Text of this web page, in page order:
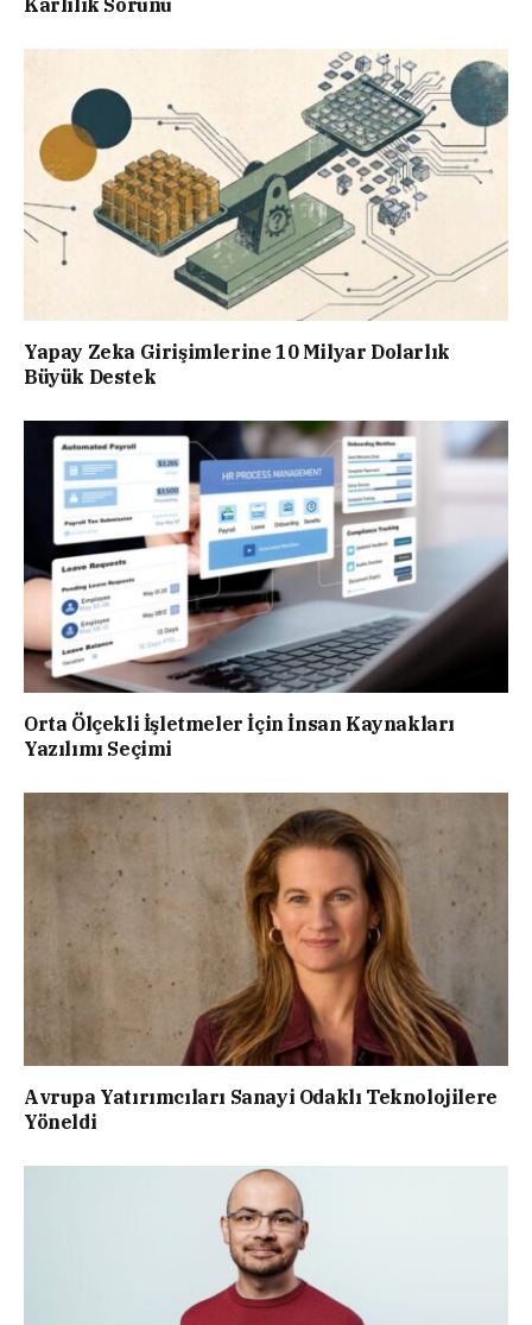
Yapay Zeka Girişimlerine 10 Milyar Dolarlık
Büyük Destek
Orta Ölçekli İşletmeler İçin İnsan Kaynakları
Yazılımı Seçimi
Avrupa Yatırımcıları Sanayi Odaklı Teknolojilere
Yöneldi